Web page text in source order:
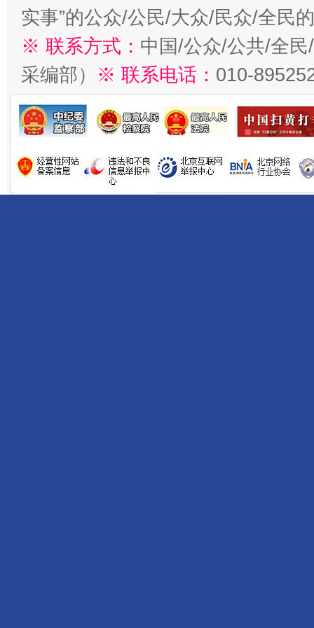
实事”的公众/公民/大众/民众/全民
※ 联系方式： 中国/公众/公共/全
采编部） ※ 联系电话： 010-